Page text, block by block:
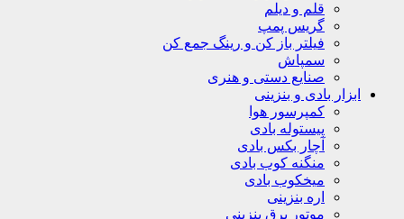
قلم و دیلم
گریس پمپ
فیلتر باز کن و رینگ جمع کن
سمپاش
صنایع دستی و هنری
ابزار بادی و بنزینی
کمپرسور هوا
پیستوله بادی
آچار بکس بادی
منگنه کوب بادی
میخکوب بادی
اره بنزینی
موتور برق بنزینی